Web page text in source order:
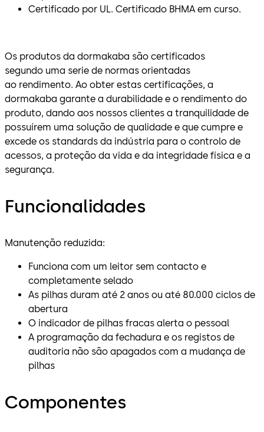
Certificado por UL. Certificado BHMA em curso.
Os produtos da dormakaba são certificados
segundo uma serie de normas orientadas
ao rendimento. Ao obter estas certificações, a
dormakaba garante a durabilidade e o rendimento do
produto, dando aos nossos clientes a tranquilidade de
possuírem uma solução de qualidade e que cumpre e
excede os standards da indústria para o controlo de
acessos, a proteção da vida e da integridade física e a
segurança.
Funcionalidades
Manutenção reduzida:
Funciona com um leitor sem contacto e
completamente selado
As pilhas duram até 2 anos ou até 80.000 ciclos de
abertura
O indicador de pilhas fracas alerta o pessoal
A programação da fechadura e os registos de
auditoria não são apagados com a mudança de
pilhas
Componentes